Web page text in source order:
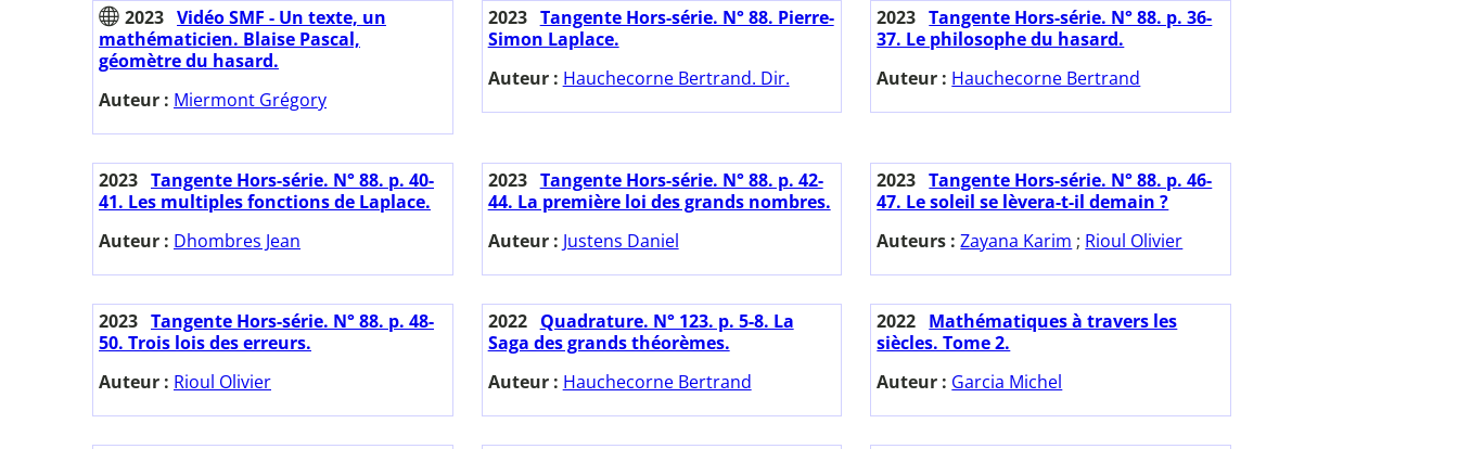
2023 Vidéo SMF - Un texte, un
mathématicien. Blaise Pascal,
géomètre du hasard.
Auteur : Miermont Grégory
2023 Tangente Hors-série. N° 88. Pierre-
Simon Laplace.
Auteur : Hauchecorne Bertrand. Dir.
2023 Tangente Hors-série. N° 88. p. 36-
37. Le philosophe du hasard.
Auteur : Hauchecorne Bertrand
2023 Tangente Hors-série. N° 88. p. 40-
41. Les multiples fonctions de Laplace.
Auteur : Dhombres Jean
2023 Tangente Hors-série. N° 88. p. 42-
44. La première loi des grands nombres.
Auteur : Justens Daniel
2023 Tangente Hors-série. N° 88. p. 46-
47. Le soleil se lèvera-t-il demain ?
Auteurs :Zayana Karim ; Rioul Olivier
2023 Tangente Hors-série. N° 88. p. 48-
50. Trois lois des erreurs.
Auteur : Rioul Olivier
2022
Quadrature. N° 123. p. 5-8. La
Saga des grands théorèmes.
Auteur : Hauchecorne Bertrand
2022 Mathématiques à travers les
siècles. Tome 2.
Auteur : Garcia Michel